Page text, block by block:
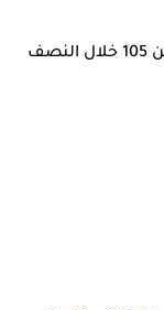
الصحة: ارتفاع الإقبال على الخط الساخن 105 خلال النصف